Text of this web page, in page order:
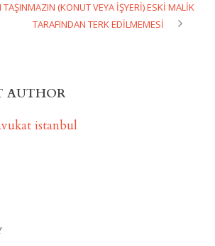
TAŞINMAZIN (KONUT VEYA İŞYERİ) ESKİ MALİK
TARAFINDAN TERK EDİLMEMESİ
AUTHOR
istanbul